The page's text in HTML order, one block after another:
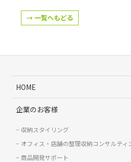
→ 一覧へもどる
HOME
企業のお客様
収納スタイリング
オフィス・店舗の整理収納コンサルティ
商品開発サポート